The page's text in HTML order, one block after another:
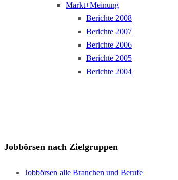
Markt+Meinung
Berichte 2008
Berichte 2007
Berichte 2006
Berichte 2005
Berichte 2004
Jobbörsen nach Zielgruppen
Jobbörsen alle Branchen und Berufe